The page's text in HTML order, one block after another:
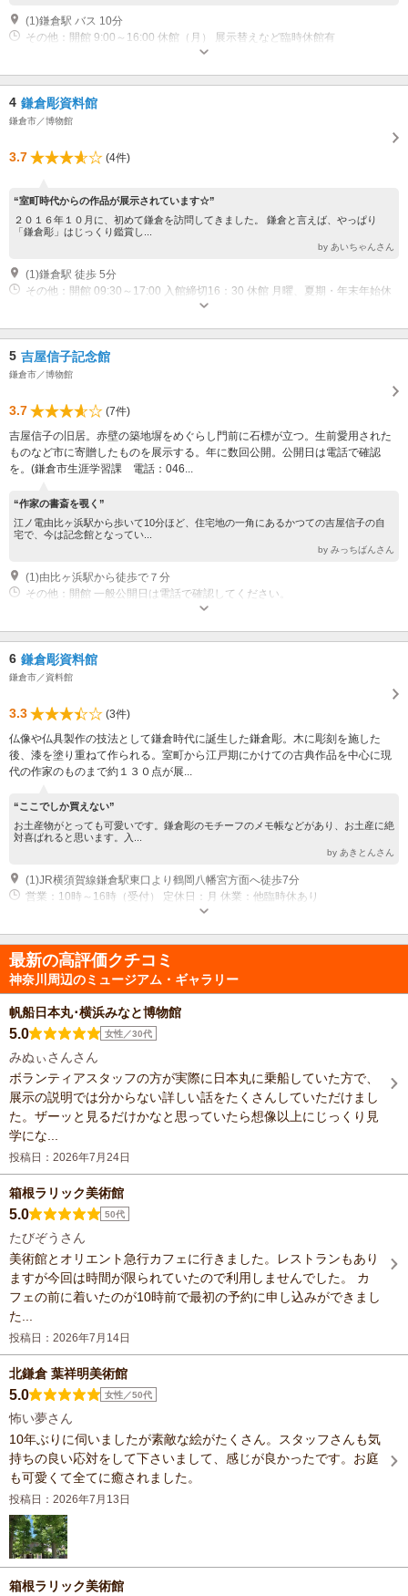
(1)鎌倉駅 バス 10分
その他：開館 9:00～16:00 休館（月） 展示替えなど臨時休館有
4 鎌倉彫資料館
鎌倉市／博物館
3.7 (4件)
“室町時代からの作品が展示されています☆”
２０１６年１０月に、初めて鎌倉を訪問してきました。 鎌倉と言えば、やっぱり
「鎌倉彫」はじっくり鑑賞し...
by あいちゃんさん
(1)鎌倉駅 徒歩 5分
その他：開館 09:30～17:00 入館締切16：30 休館 月曜、夏期・年末年始休
暇、その他臨時休館あり、要問い合わせ
5 吉屋信子記念館
鎌倉市／博物館
3.7
(7件)
吉屋信子の旧居。赤壁の築地塀をめぐらし門前に石標が立つ。生前愛用された
ものなど市に寄贈したものを展示する。年に数回公開。公開日は電話で確認
を。(鎌倉市生涯学習課 電話：046...
“作家の書斎を覗く”
江ノ電由比ヶ浜駅から歩いて10分ほど、住宅地の一角にあるかつての吉屋信子の自
宅で、今は記念館となってい...
by みっちばんさん
(1)由比ヶ浜駅から徒歩で７分
その他：開館 一般公開日は電話で確認してください。
6 鎌倉彫資料館
鎌倉市／資料館
3.3
(3件)
仏像や仏具製作の技法として鎌倉時代に誕生した鎌倉彫。木に彫刻を施した
後、漆を塗り重ねて作られる。室町から江戸期にかけての古典作品を中心に現
代の作家のものまで約１３０点が展...
“ここでしか買えない”
お土産物がとっても可愛いです。鎌倉彫のモチーフのメモ帳などがあり、お土産に絶
対喜ばれると思います。入...
by あきとんさん
(1)JR横須賀線鎌倉駅東口より鶴岡八幡宮方面へ徒歩7分
営業：10時～16時（受付） 定休日：月 休業：他臨時休あり
最新の高評価クチコミ
神奈川周辺のミュージアム・ギャラリー
帆船日本丸･横浜みなと博物館
5.0 女性／30代
みぬぃさんさん
ボランティアスタッフの方が実際に日本丸に乗船していた方で、
展示の説明では分からない詳しい話をたくさんしていただけまし
た。ザーッと見るだけかなと思っていたら想像以上にじっくり見
学にな...
投稿日：2026年7月24日
箱根ラリック美術館
5.0 50代
たびぞうさん
美術館とオリエント急行カフェに行きました。レストランもあり
ますが今回は時間が限られていたので利用しませんでした。 カ
フェの前に着いたのが10時前で最初の予約に申し込みができまし
た...
投稿日：2026年7月14日
北鎌倉 葉祥明美術館
5.0 女性／50代
怖い夢さん
10年ぶりに伺いましたが素敵な絵がたくさん。スタッフさんも気
持ちの良い応対をして下さいまして、感じが良かったです。お庭
も可愛くて全てに癒されました。
投稿日：2026年7月13日
箱根ラリック美術館